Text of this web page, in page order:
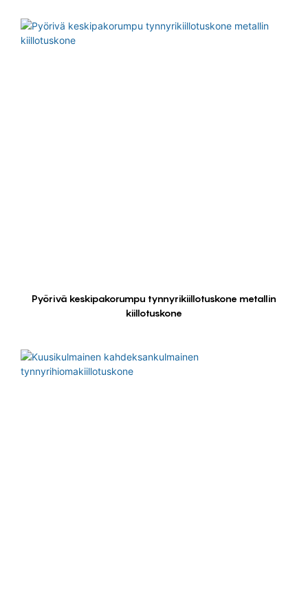
Pyörivä keskipakorumpu tynnyrikiillotuskone metallin
kiillotuskone